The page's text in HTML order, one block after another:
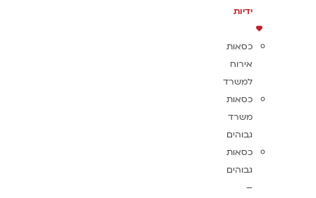
ידיות
כסאות
אירוח
למשרד
כסאות
משרד
גבוהים
כסאות
גבוהים
–